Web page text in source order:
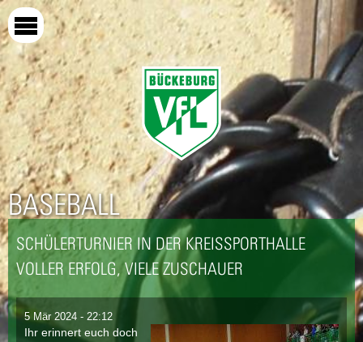
zum
Inhalt
BASEBALL
SCHÜLERTURNIER IN DER KREISSPORTHALLE
VOLLER ERFOLG, VIELE ZUSCHAUER
5 Mär 2024 - 22:12
Ihr erinnert euch doch